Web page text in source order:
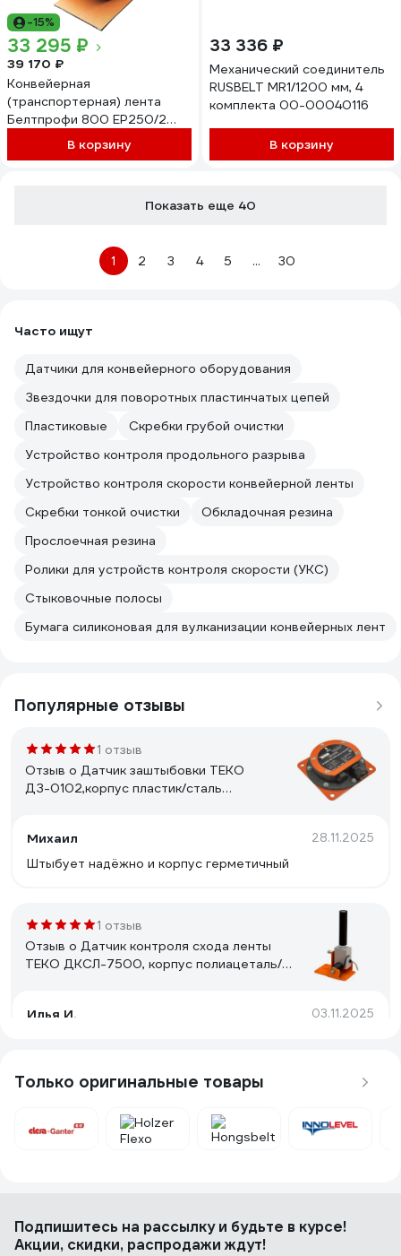
-15%
33 295 ₽
39 170 ₽
Конвейерная
(транспортерная) лента
Белтпрофи 800 ЕР250/2
2/0, ширина 800 мм,
толщина 4 мм, длина 20 м,
В корзину
33 336 ₽
Механический соединитель
RUSBELT MR1/1200 мм, 4
комплекта 00-00040116
В корзину
Показать еще 40
1 2 3 4 5 ... 30
Часто ищут
Датчики для конвейерного оборудования
Звездочки для поворотных пластинчатых цепей
Пластиковые
Скребки грубой очистки
Устройство контроля продольного разрыва
Устройство контроля скорости конвейерной ленты
Скребки тонкой очистки
Обкладочная резина
Прослоечная резина
Ролики для устройств контроля скорости (УКС)
Стыковочные полосы
Бумага силиконовая для вулканизации конвейерных лент
Популярные отзывы
1 отзыв
Отзыв о Датчик заштыбовки ТЕКО
ДЗ-0102,корпус пластик/сталь
00043653
Михаил 28.11.2025
Штыбует надёжно и корпус герметичный
1 отзыв
Отзыв о Датчик контроля схода ленты
ТЕКО ДКСЛ-7500, корпус полиацеталь/
2м, 00-00055225
Илья И. 03.11.2025
Отзыв о Механический соединитель
Rusbelt для норийных лент S1 00-
Только оригинальные товары
Подпишитесь на рассылкуи будьте в курсе!
Акции, скидки, распродажи ждут!